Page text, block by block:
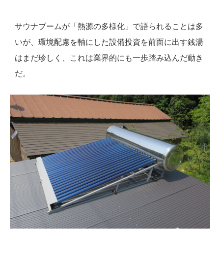
サウナブームが「熱源の多様化」で語られることは多
いが、環境配慮を軸にした設備投資を前面に出す銭湯
はまだ珍しく、これは業界的にも一歩踏み込んだ動き
だ。